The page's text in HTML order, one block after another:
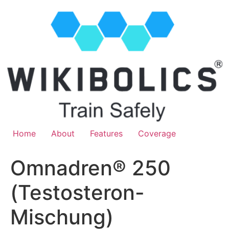
Home About Features Coverage
Omnadren® 250
(Testosteron-
Mischung)